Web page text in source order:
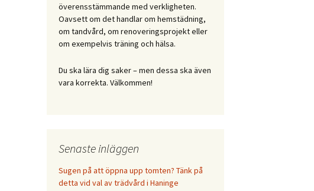
överensstämmande med verkligheten.
Oavsett om det handlar om hemstädning,
om tandvård, om renoveringsprojekt eller
om exempelvis träning och hälsa.
Du ska lära dig saker – men dessa ska även
vara korrekta. Välkommen!
Senaste inläggen
Sugen på att öppna upp tomten? Tänk på
detta vid val av trädvård i Haninge